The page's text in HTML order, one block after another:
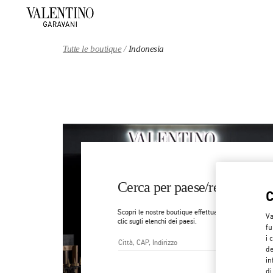
Tutte le boutique Indonesia
Cerca per paese/regione
Scopri le nostre boutique effettuando una ricerca
clic sugli elenchi dei paesi.
Città, Stato/Provincia, CAP o
i
di